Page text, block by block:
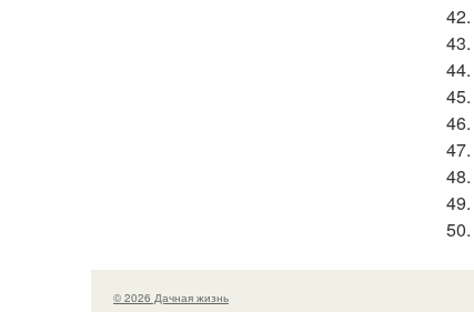
42.
43.
44.
45.
46.
47.
48.
49.
50.
© 2026 Дачная жизнь